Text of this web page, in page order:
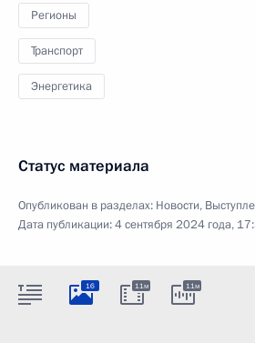
Регионы
Транспорт
Энергетика
Статус материала
Опубликован в разделах: Новости,
Дата публикации:4 сентября 2024 года,
16 11м 11м